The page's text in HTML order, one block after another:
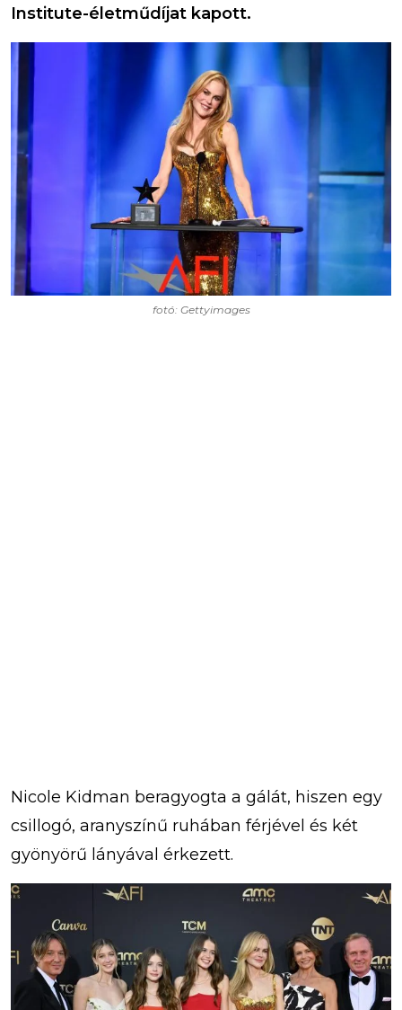
Institute-életműdíjat kapott.
fotó: Gettyimages
Nicole Kidman beragyogta a gálát, hiszen egy
csillogó, aranyszínű ruhában férjével és két
gyönyörű lányával érkezett.